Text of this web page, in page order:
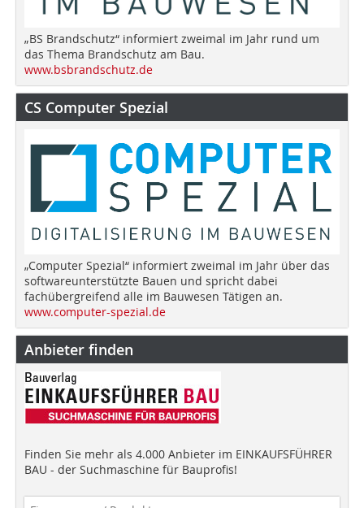
„BS Brandschutz“ informiert zweimal im Jahr rund um
das Thema Brandschutz am Bau.
www.bsbrandschutz.de
CS Computer Spezial
„Computer Spezial“ informiert zweimal im Jahr über das
softwareunterstützte Bauen und spricht dabei
fachübergreifend alle im Bauwesen Tätigen an.
www.computer-spezial.de
Anbieter finden
Finden Sie mehr als 4.000 Anbieter im EINKAUFSFÜHRER
BAU - der Suchmaschine für Bauprofis!